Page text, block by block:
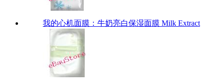
我的心机面膜：牛奶亮白保湿面膜 Milk Extract